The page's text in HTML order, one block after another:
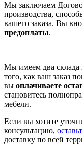
Мы заключаем
производства,
вашего заказа. Вы
предоплаты.
Мы имеем два склада
того, как ваш заказ
вы оплачиваете
становитесь
мебели.
Если вы хотите
консультацию,
доставку по всей